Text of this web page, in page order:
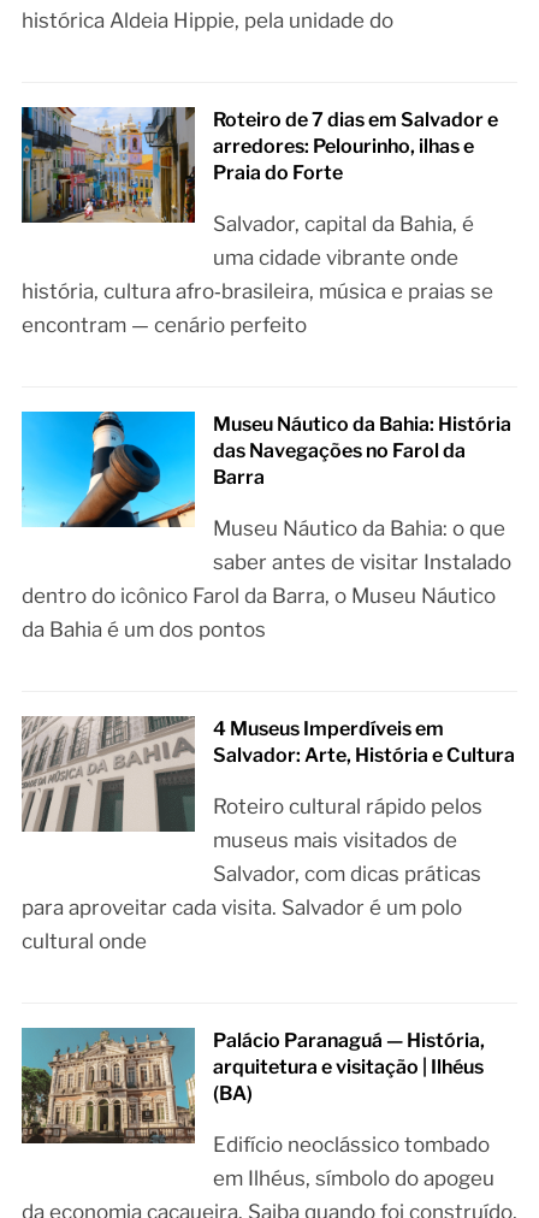
histórica Aldeia Hippie, pela unidade do
Roteiro de 7 dias em Salvador e
arredores: Pelourinho, ilhas e
Praia do Forte
Salvador, capital da Bahia, é
uma cidade vibrante onde
história, cultura afro‑brasileira, música e praias se
encontram — cenário perfeito
Museu Náutico da Bahia: História
das Navegações no Farol da
Barra
Museu Náutico da Bahia: o que
saber antes de visitar Instalado
dentro do icônico Farol da Barra, o Museu Náutico
da Bahia é um dos pontos
4 Museus Imperdíveis em
Salvador: Arte, História e Cultura
Roteiro cultural rápido pelos
museus mais visitados de
Salvador, com dicas práticas
para aproveitar cada visita. Salvador é um polo
cultural onde
Palácio Paranaguá — História,
arquitetura e visitação | Ilhéus
(BA)
Edifício neoclássico tombado
em Ilhéus, símbolo do apogeu
da economia cacaueira. Saiba quando foi construído,